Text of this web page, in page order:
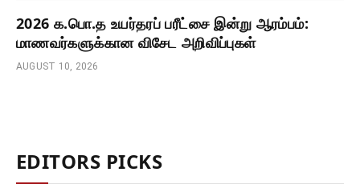
2026 க.பொ.த உயர்தரப் பரீட்சை இன்று ஆரம்பம்:
மாணவர்களுக்கான விசேட அறிவிப்புகள்
AUGUST 10, 2026
EDITORS PICKS